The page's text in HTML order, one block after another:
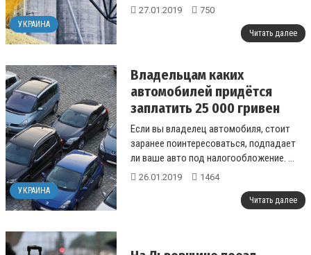
УКРАИНА
27.01.2019 750
Читать далее
УКРАИНА
Владельцам каких
автомобилей придётся
заплатить 25 000 гривен
транспортного налога
Если вы владелец автомобиля, стоит
заранее поинтересоваться, подпадает
ли ваше авто под налогообложение. ...
26.01.2019 1464
Читать далее